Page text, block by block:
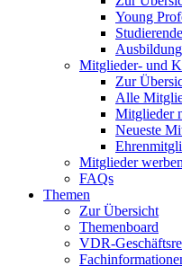
Young
Studierende
Mitglieder- und
Zur
Alle
Mitglieder
Neueste
Mitglieder
FAQs
Themen
Zur Übersicht
Themenboard
VDR-